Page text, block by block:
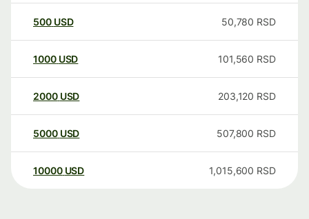
500 USD 50,780 RSD
1000 USD 101,560 RSD
2000 USD 203,120 RSD
5000 USD 507,800 RSD
10000 USD 1,015,600 RSD